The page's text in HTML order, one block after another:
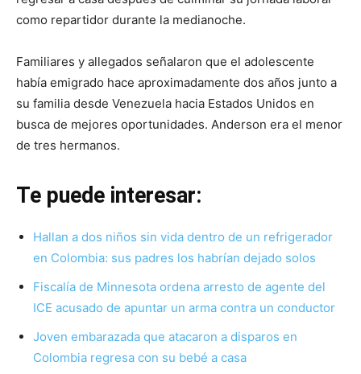
como repartidor durante la medianoche.
Familiares y allegados señalaron que el adolescente
había emigrado hace aproximadamente dos años junto a
su familia desde Venezuela hacia Estados Unidos en
busca de mejores oportunidades. Anderson era el menor
de tres hermanos.
Te puede interesar:
Hallan a dos niños sin vida dentro de un refrigerador
en Colombia: sus padres los habrían dejado solos
Fiscalía de Minnesota ordena arresto de agente del
ICE acusado de apuntar un arma contra un conductor
Joven embarazada que atacaron a disparos en
Colombia regresa con su bebé a casa